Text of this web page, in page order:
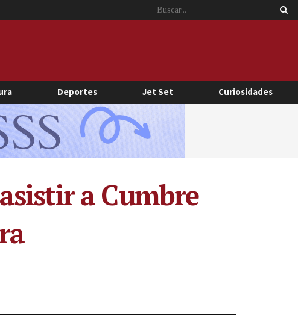
Deportes Jet Set Curiosidades
a Cumbre